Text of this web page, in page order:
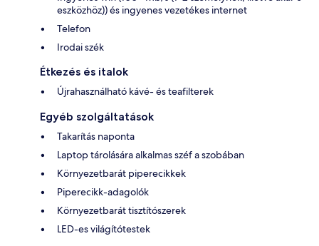
eszközhöz)) és ingyenes vezetékes internet
Telefon
Irodai szék
Étkezés és italok
Újrahasználható kávé- és teafilterek
Egyéb szolgáltatások
Takarítás naponta
Laptop tárolására alkalmas széf a szobában
Környezetbarát piperecikkek
Piperecikk-adagolók
Környezetbarát tisztítószerek
LED-es világítótestek